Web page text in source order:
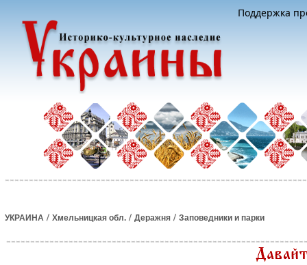
Поддержка
УКРАИНА / Хмельницкая обл. / Деражня / Заповедники и парки